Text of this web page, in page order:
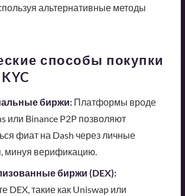
альтернативные методы
способы покупки
биржи:Платформы вроде
или Binance P2P позволяют
фиат на Dash через личные
минуя верификацию.
биржи (DEX):
DEX, такие как Uniswap или